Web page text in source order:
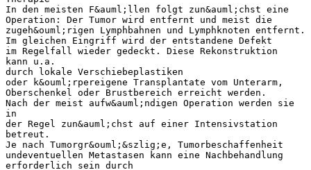
In den meisten F&auml;llen folgt zun&auml;chst eine
Operation: Der Tumor wird entfernt und meist die
zugeh&ouml;rigen Lymphbahnen und Lymphknoten entfernt.
Im gleichen Eingriff wird der entstandene Defekt
im Regelfall wieder gedeckt. Diese Rekonstruktion
kann u.a.
durch lokale Verschiebeplastiken
oder k&ouml;rpereigene Transplantate vom Unterarm,
Oberschenkel oder Brustbereich erreicht werden.
Nach der meist aufw&auml;ndigen Operation werden sie
in
der Regel zun&auml;chst auf einer Intensivstation
betreut.
Je nach Tumorgr&ouml;&szlig;e, Tumorbeschaffenheit
undeventuellen Metastasen kann eine Nachbehandlung
erforderlich sein durch